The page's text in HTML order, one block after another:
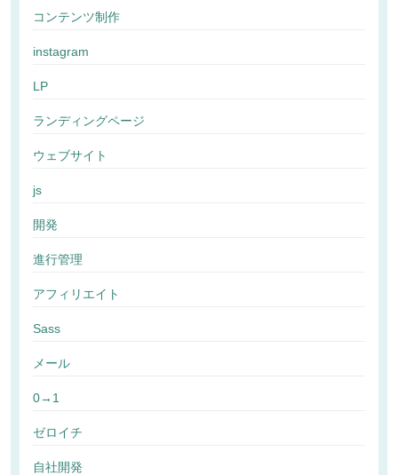
コンテンツ制作
instagram
LP
ランディングページ
ウェブサイト
js
開発
進行管理
アフィリエイト
Sass
メール
0→1
ゼロイチ
自社開発